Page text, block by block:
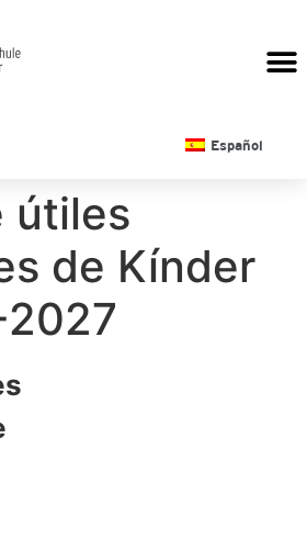
Español
útiles
de Kínder